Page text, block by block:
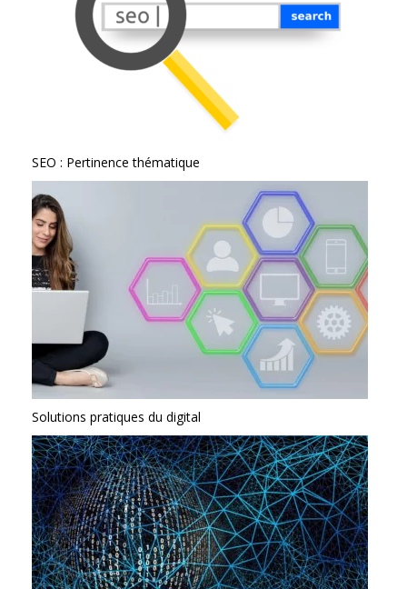
SEO : Pertinence thématique
Solutions pratiques du digital